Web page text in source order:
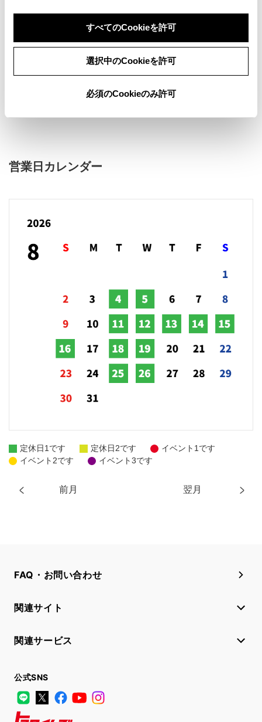
すべてのCookieを許可
選択中のCookieを許可
必須のCookieのみ許可
新車 中古車 サービス 軽自動車
WiFi G-Station
車検・整備・メンテナンス取
キッズコーナー
営業日カレンダー
前月 翌月
定休日1です 定休日2です
イベント1です
イベント2です
イベント3です
FAQ・お問い合わせ
関連サイト
関連サービス
公式SNS
LINE
X FacebookYouTube